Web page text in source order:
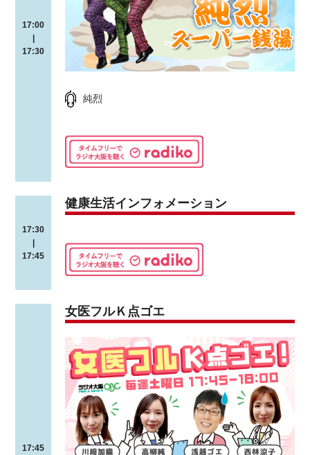
17:00
|
17:30
純烈
17:30
|
17:45
健康生活インフォメーション
17:45
女医フルＫ点ゴエ